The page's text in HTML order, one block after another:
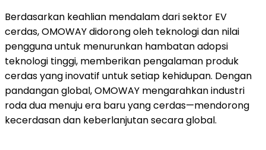
Berdasarkan keahlian mendalam dari sektor EV
cerdas, OMOWAY didorong oleh teknologi dan nilai
pengguna untuk menurunkan hambatan adopsi
teknologi tinggi, memberikan pengalaman produk
cerdas yang inovatif untuk setiap kehidupan. Dengan
pandangan global, OMOWAY mengarahkan industri
roda dua menuju era baru yang cerdas—mendorong
kecerdasan dan keberlanjutan secara global.